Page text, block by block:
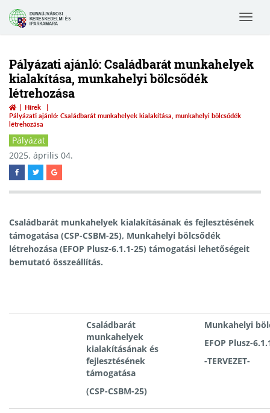
Toggle
Pályázati ajánló: Családbarát munkahelyek
kialakítása, munkahelyi bölcsődék
létrehozása
Hírek
Pályázati ajánló: Családbarát munkahelyek kialakítása, munkahelyi bölcsődék
létrehozása
Pályázat
2025. április 04.
Családbarát munkahelyek kialakításának és fejlesztésének
támogatása (CSP-CSBM-25), Munkahelyi bölcsődék
létrehozása (EFOP Plusz-6.1.1-25) támogatási lehetőségeit
bemutató összeállítás.
Családbarát
munkahelyek
kialakításának és
fejlesztésének
támogatása
(CSP-CSBM-25)
Munkahelyi
EFOP Plusz-
-TERVEZET-